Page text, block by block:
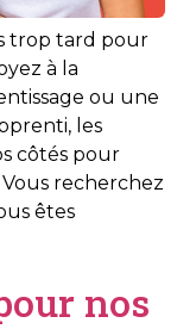
trop tard pour
à la
ou une
les
côtés pour
recherchez
êtes
nos